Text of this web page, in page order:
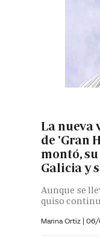
La nueva
de 'Gran
montó,
Galicia y
Aunque se
quiso
Marina Ortiz | 06/